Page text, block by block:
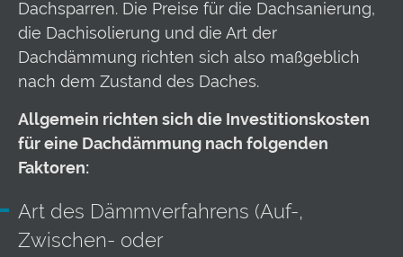
Dachsparren. Die Preise für die Dachsanierung,
die Dachisolierung und die Art der
Dachdämmung richten sich also maßgeblich
nach dem Zustand des Daches.
Allgemein richten sich die Investitionskosten
für eine Dachdämmung nach folgenden
Faktoren:
Art des Dämmverfahrens (Auf-,
Zwischen- oder